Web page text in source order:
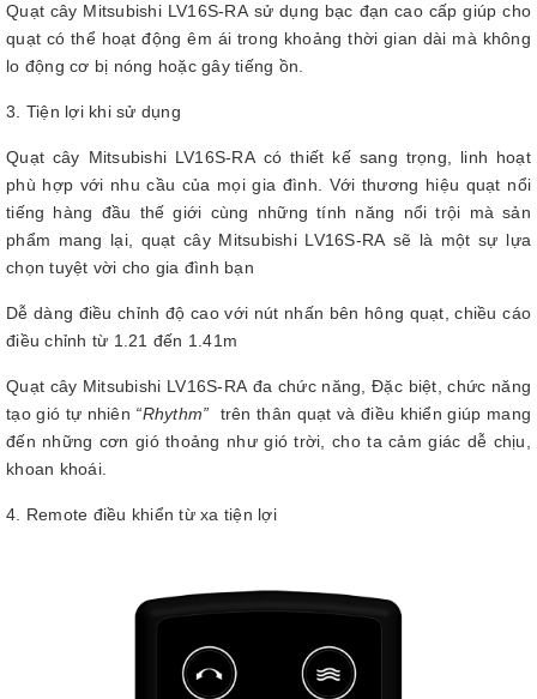
Quạt cây Mitsubishi LV16S-RA sử dụng bạc đạn cao cấp giúp cho
quạt có thể hoạt động êm ái trong khoảng thời gian dài mà không
lo động cơ bị nóng hoặc gây tiếng ồn.
3. Tiện lợi khi sử dụng
Quạt cây Mitsubishi LV16S-RA có thiết kế sang trọng, linh hoạt
phù hợp với nhu cầu của mọi gia đình. Với thương hiệu quạt nổi
tiếng hàng đầu thế giới cùng những tính năng nổi trội mà sản
phẩm mang lại, quạt cây Mitsubishi LV16S-RA sẽ là một sự lựa
chọn tuyệt vời cho gia đình bạn
Dễ dàng điều chỉnh độ cao với nút nhấn bên hông quạt, chiều cáo
điều chỉnh từ 1.21 đến 1.41m
Quạt cây Mitsubishi LV16S-RA đa chức năng, Đặc biệt, chức năng
tạo gió tự nhiên “Rhythm” trên thân quạt và điều khiển giúp mang
đến những cơn gió thoảng như gió trời, cho ta cảm giác dễ chịu,
khoan khoái.
4. Remote điều khiển từ xa tiện lợi